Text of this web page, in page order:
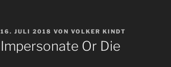
VERÖFFENTLICHT
AM
16. JULI 2018 VON VOLKER KINDT
Impersonate Or Die